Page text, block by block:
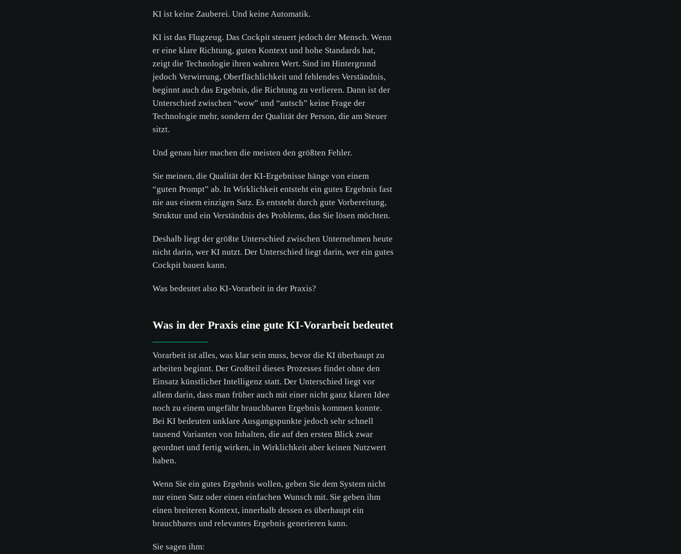
KI ist keine Zauberei. Und keine Automatik.
KI ist das Flugzeug. Das Cockpit steuert jedoch der Mensch. Wenn
er eine klare Richtung, guten Kontext und hohe Standards hat,
zeigt die Technologie ihren wahren Wert. Sind im Hintergrund
jedoch Verwirrung, Oberflächlichkeit und fehlendes Verständnis,
beginnt auch das Ergebnis, die Richtung zu verlieren. Dann ist der
Unterschied zwischen “wow” und “autsch” keine Frage der
Technologie mehr, sondern der Qualität der Person, die am Steuer
sitzt.
Und genau hier machen die meisten den größten Fehler.
Sie meinen, die Qualität der KI-Ergebnisse hänge von einem
“guten Prompt” ab. In Wirklichkeit entsteht ein gutes Ergebnis fast
nie aus einem einzigen Satz. Es entsteht durch gute Vorbereitung,
Struktur und ein Verständnis des Problems, das Sie lösen möchten.
Deshalb liegt der größte Unterschied zwischen Unternehmen heute
nicht darin, wer KI nutzt. Der Unterschied liegt darin, wer ein gutes
Cockpit bauen kann.
Was bedeutet also KI-Vorarbeit in der Praxis?
Was in der Praxis eine gute KI-Vorarbeit bedeutet
Vorarbeit ist alles, was klar sein muss, bevor die KI überhaupt zu
arbeiten beginnt. Der Großteil dieses Prozesses findet ohne den
Einsatz künstlicher Intelligenz statt. Der Unterschied liegt vor
allem darin, dass man früher auch mit einer nicht ganz klaren Idee
noch zu einem ungefähr brauchbaren Ergebnis kommen konnte.
Bei KI bedeuten unklare Ausgangspunkte jedoch sehr schnell
tausend Varianten von Inhalten, die auf den ersten Blick zwar
geordnet und fertig wirken, in Wirklichkeit aber keinen Nutzwert
haben.
Wenn Sie ein gutes Ergebnis wollen, geben Sie dem System nicht
nur einen Satz oder einen einfachen Wunsch mit. Sie geben ihm
einen breiteren Kontext, innerhalb dessen es überhaupt ein
brauchbares und relevantes Ergebnis generieren kann.
Sie sagen ihm:
Cookie-Richtlinie.
ALLE AKZEPTIEREN NUR NOTWENDIGE AKZEPTIEREN